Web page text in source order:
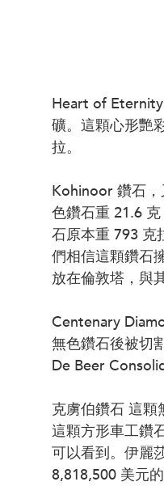
Heart of
礦。這顆心形艷
拉。
Kohinoor 鑽石
色鑽石重 21.6
石原本重 793 克
們相信這顆鑽石
放在倫敦塔，與
Centenary
無色鑽石後被切
De Beer
克虜伯鑽石 這顆
這顆方形車工鑽
可以看到。伊麗
8,818,500 美元